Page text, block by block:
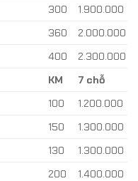
300
1.900.000
360
2.000.000
400
2.300.000
KM
7 chỗ
100
1.200.000
150
1.300.000
130
1.300.000
200
1.400.000